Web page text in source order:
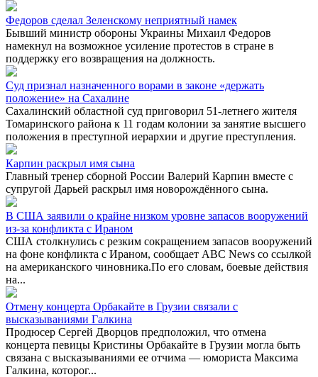
Федоров сделал Зеленскому неприятный намек
Бывший министр обороны Украины Михаил Федоров
намекнул на возможное усиление протестов в стране в
поддержку его возвращения на должность.
Суд признал назначенного ворами в законе «держать
положение» на Сахалине
Сахалинский областной суд приговорил 51-летнего жителя
Томаринского района к 11 годам колонии за занятие высшего
положения в преступной иерархии и другие преступления.
Карпин раскрыл имя сына
Главный тренер сборной России Валерий Карпин вместе с
супругой Дарьей раскрыл имя новорождённого сына.
В США заявили о крайне низком уровне запасов вооружений
из-за конфликта с Ираном
США столкнулись с резким сокращением запасов вооружений
на фоне конфликта с Ираном, сообщает ABC News со ссылкой
на американского чиновника.По его словам, боевые действия
на...
Отмену концерта Орбакайте в Грузии связали с
высказываниями Галкина
Продюсер Сергей Дворцов предположил, что отмена
концерта певицы Кристины Орбакайте в Грузии могла быть
связана с высказываниями ее отчима — юмориста Максима
Галкина, которог...